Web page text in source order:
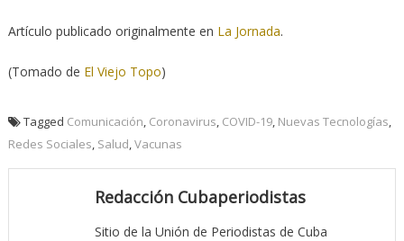
Artículo publicado originalmente en La Jornada.
(Tomado de El Viejo Topo)
Tagged Comunicación Coronavirus COVID-19, Nuevas Tecnologías
Redes Sociales Salud Vacunas
Redacción Cubaperiodistas
Sitio de la Unión de Periodistas de Cuba